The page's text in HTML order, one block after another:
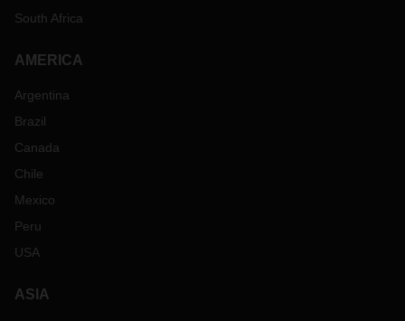
South Africa
AMERICA
Argentina
Brazil
Canada
Chile
Mexico
Peru
USA
ASIA